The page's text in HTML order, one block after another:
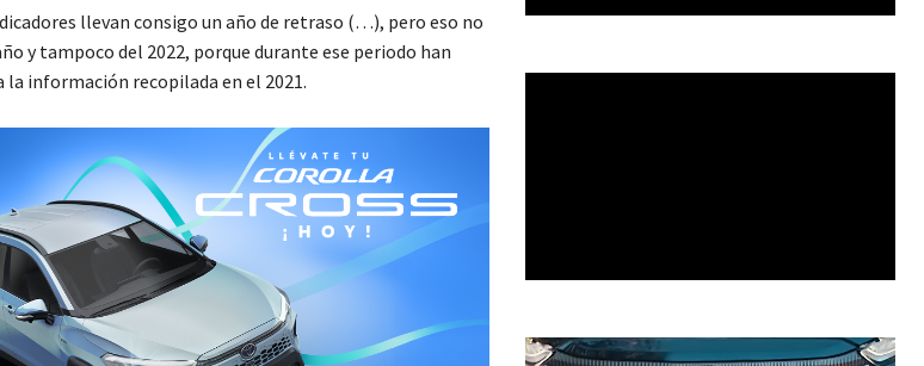
llevan consigo un año de retraso (…), pero eso no
y tampoco del 2022, porque durante ese periodo han
información recopilada en el 2021.